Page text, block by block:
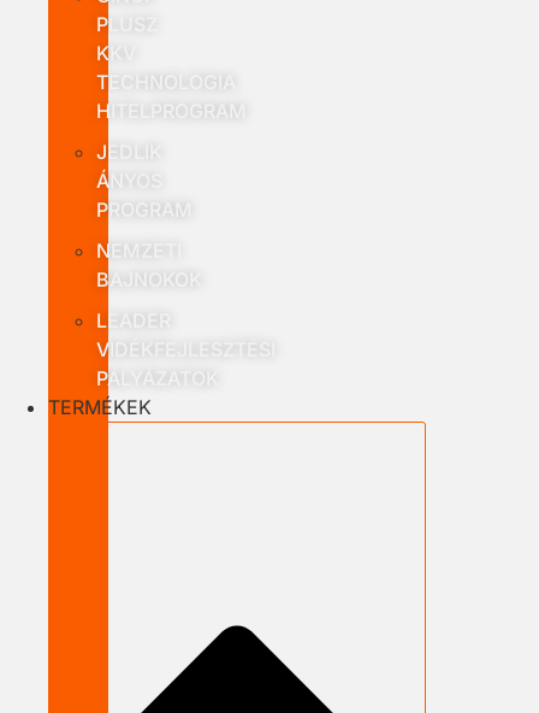
PLUSZ
KKV
TECHNOLÓGIA
HITELPROGRAM
JEDLIK
ÁNYOS
PROGRAM
NEMZETI
BAJNOKOK
LEADER
VIDÉKFEJLESZTÉSI
PÁLYÁZATOK
TERMÉKEK